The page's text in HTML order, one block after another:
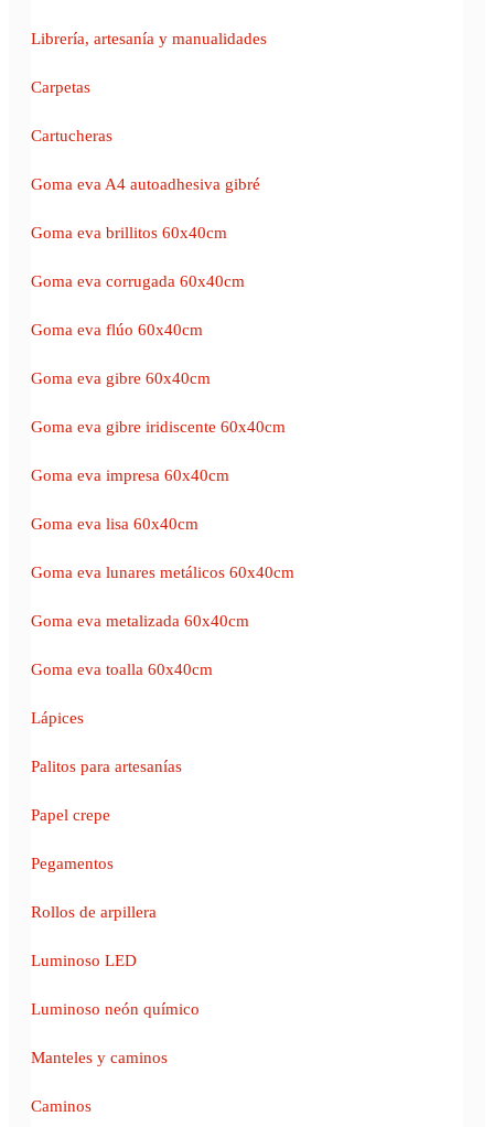
Librería, artesanía y manualidades
Carpetas
Cartucheras
Goma eva A4 autoadhesiva gibré
Goma eva brillitos 60x40cm
Goma eva corrugada 60x40cm
Goma eva flúo 60x40cm
Goma eva gibre 60x40cm
Goma eva gibre iridiscente 60x40cm
Goma eva impresa 60x40cm
Goma eva lisa 60x40cm
Goma eva lunares metálicos 60x40cm
Goma eva metalizada 60x40cm
Goma eva toalla 60x40cm
Lápices
Palitos para artesanías
Papel crepe
Pegamentos
Rollos de arpillera
Luminoso LED
Luminoso neón químico
Manteles y caminos
Caminos